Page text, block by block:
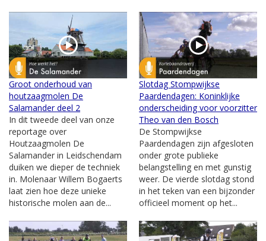
Groot onderhoud van
houtzaagmolen De
Salamander deel 2
In dit tweede deel van onze
reportage over
Houtzaagmolen De
Salamander in Leidschendam
duiken we dieper de techniek
in. Molenaar Willem Bogaerts
laat zien hoe deze unieke
historische molen aan de...
Slotdag Stompwijkse
Paardendagen: Koninklijke
onderscheiding voor voorzitter
Theo van den Bosch
De Stompwijkse
Paardendagen zijn afgesloten
onder grote publieke
belangstelling en met gunstig
weer. De vierde slotdag stond
in het teken van een bijzonder
officieel moment op het...